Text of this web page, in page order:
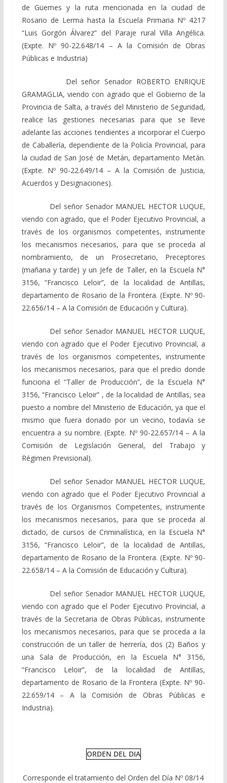
de Güemes y la ruta mencionada en la ciudad de
Rosario de Lerma hasta la Escuela Primaria Nº 4217
“Luis Gorgón Álvarez” del Paraje rural Villa Angélica.
(Expte. Nº 90-22.648/14 – A la Comisión de Obras
Públicas e Industria)
Del señor Senador ROBERTO ENRIQUE
GRAMAGLIA, viendo con agrado que el Gobierno de la
Provincia de Salta, a través del Ministerio de Seguridad,
realice las gestiones necesarias para que se lleve
adelante las acciones tendientes a incorporar el Cuerpo
de Caballería, dependiente de la Policía Provincial, para
la ciudad de San José de Metán, departamento Metán.
(Expte. Nº 90-22.649/14 – A la Comisión de Justicia,
Acuerdos y Designaciones).
Del señor Senador MANUEL HECTOR LUQUE,
viendo con agrado, que el Poder Ejecutivo Provincial, a
través de los organismos competentes, instrumente
los mecanismos necesarios, para que se proceda al
nombramiento, de un Prosecretario, Preceptores
(mañana y tarde) y un Jefe de Taller, en la Escuela N°
3156, “Francisco Leloir”, de la localidad de Antillas,
departamento de Rosario de la Frontera. (Expte. Nº 90-
22.656/14 – A la Comisión de Educación y Cultura).
Del señor Senador MANUEL HECTOR LUQUE,
viendo con agrado que el Poder Ejecutivo Provincial, a
través de los organismos competentes, instrumente
los mecanismos necesarios, para que el predio donde
funciona el “Taller de Producción”, de la Escuela N°
3156, “Francisco Leloir” , de la localidad de Antillas, sea
puesto a nombre del Ministerio de Educación, ya que el
mismo que fuera donado por un vecino, todavía se
encuentra a su nombre. (Expte. Nº 90-22.657/14 – A la
Comisión de Legislación General, del Trabajo y
Régimen Previsional).
Del señor Senador MANUEL HECTOR LUQUE,
viendo con agrado que el Poder Ejecutivo Provincial a
través de los Organismos Competentes, instrumente
los mecanismos necesarios, para que se proceda al
dictado, de cursos de Criminalística, en la Escuela N°
3156, “Francisco Leloir”, de la localidad de Antillas,
departamento de Rosario de la Frontera. (Expte. Nº 90-
22.658/14 – A la Comisión de Educación y Cultura).
Del señor Senador MANUEL HECTOR LUQUE,
viendo con agrado que el Poder Ejecutivo Provincial, a
través de la Secretaria de Obras Públicas, instrumente
los mecanismos necesarios, para que se proceda a la
construcción de un taller de herrería, dos (2) Baños y
una Sala de Producción, en la Escuela N° 3156,
“Francisco Leloir”, de la localidad de Antillas,
departamento de Rosario de la Frontera (Expte. Nº 90-
22.659/14 – A la Comisión de Obras Públicas e
Industria).
ORDEN DEL DIA
Corresponde el tratamiento del Orden del Día Nº 08/14